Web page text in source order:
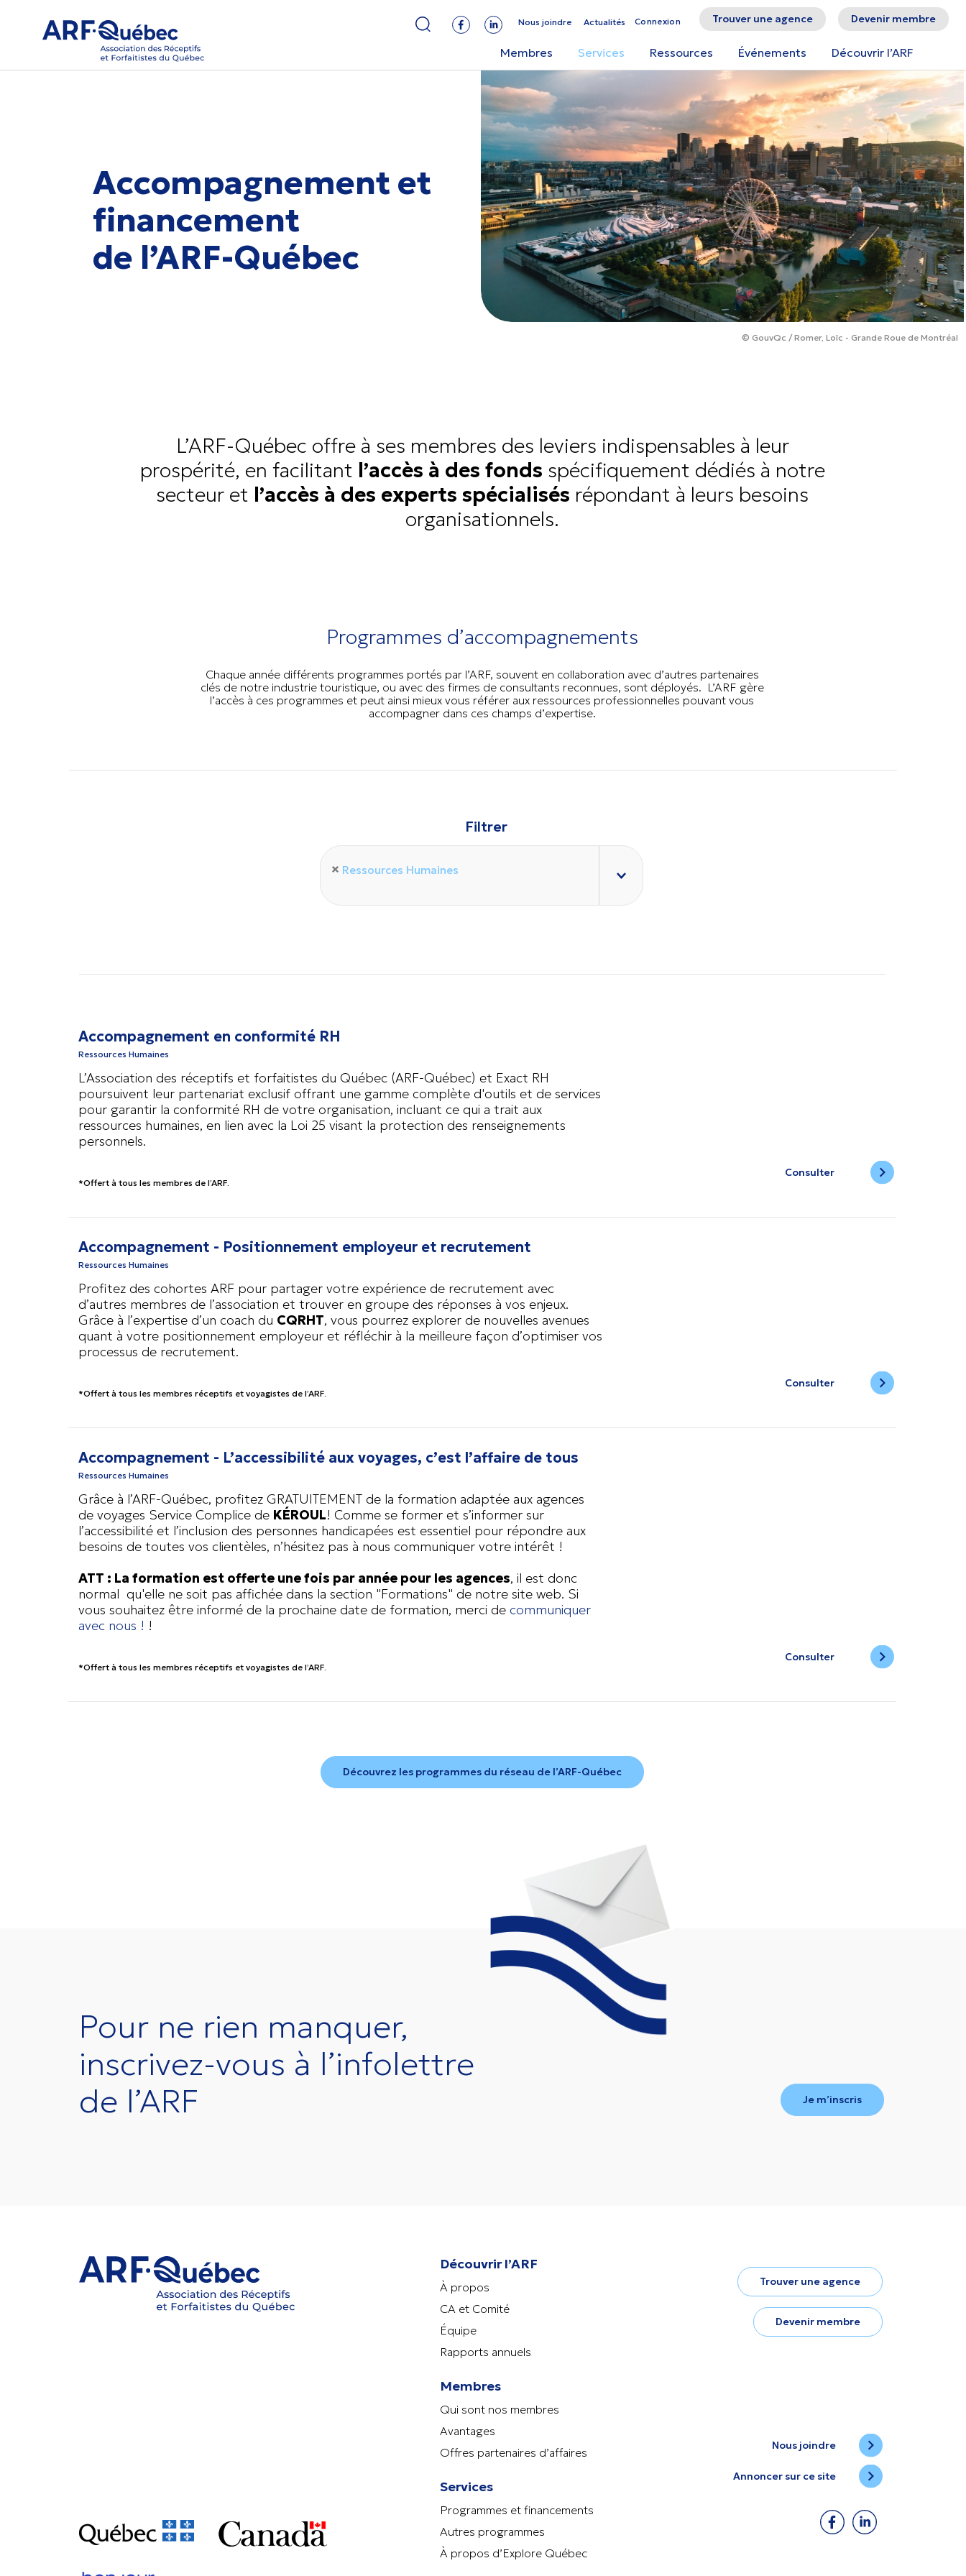
Nous joindre Actualités Connexion Trouver une agence Devenir membre
Membres Services Ressources Événements Découvrir l’ARF
Accompagnement et
financement
de l’ARF-Québec
© GouvQc / Romer, Loïc - Grande Roue de Montréal
L’ARF-Québec offre à ses membres des leviers indispensables à leur
prospérité, en facilitant l’accès à des fonds spécifiquement dédiés à notre
secteur et l’accès à des experts spécialisés répondant à leurs besoins
organisationnels.
Programmes d’accompagnements
Chaque année différents programmes portés par l’ARF, souvent en collaboration avec d’autres partenaires
clés de notre industrie touristique, ou avec des firmes de consultants reconnues, sont déployés. L’ARF gère
l’accès à ces programmes et peut ainsi mieux vous référer aux ressources professionnelles pouvant vous
accompagner dans ces champs d’expertise.
Filtrer
Ressources Humaines
Accompagnement en conformité RH
L’Association des réceptifs et forfaitistes du Québec (ARF-Québec) et Exact RH
poursuivent leur partenariat exclusif offrant une gamme complète d'outils et de services
pour garantir la conformité RH de votre organisation, incluant ce qui a trait aux
ressources humaines, en lien avec la Loi 25 visant la protection des renseignements
personnels.
*Offert à tous les membres de l’ARF.
Ressources Humaines
Consulter
Accompagnement - Positionnement employeur et recrutement
Profitez des cohortes ARF pour partager votre expérience de recrutement avec
d’autres membres de l’association et trouver en groupe des réponses à vos enjeux.
Grâce à l’expertise d’un coach du CQRHT, vous pourrez explorer de nouvelles avenues
quant à votre positionnement employeur et réfléchir à la meilleure façon d’optimiser vos
processus de recrutement.
*Offert à tous les membres réceptifs et voyagistes de l’ARF.
Ressources Humaines
Consulter
Accompagnement - L’accessibilité aux voyages, c’est l’affaire de tous
Grâce à l’ARF-Québec, profitez GRATUITEMENT de la formation adaptée aux agences
de voyages Service Complice de KÉROUL! Comme se former et s’informer sur
l’accessibilité et l’inclusion des personnes handicapées est essentiel pour répondre aux
besoins de toutes vos clientèles, n’hésitez pas à nous communiquer votre intérêt !
ATT : La formation est offerte une fois par année pour les agences, il est donc
normal qu'elle ne soit pas affichée dans la section "Formations" de notre site web. Si
vous souhaitez être informé de la prochaine date de formation, merci de communiquer
avec nous ! !
*Offert à tous les membres réceptifs et voyagistes de l’ARF.
Ressources Humaines
Consulter
Découvrez les programmes du réseau de l’ARF-Québec
Pour ne rien manquer,
inscrivez-vous à l’infolettre
de l’ARF
Je m’inscris
Découvrir l’ARF
À propos
CA et Comité
Équipe
Rapports annuels
Membres
Qui sont nos membres
Avantages
Offres partenaires d’affaires
Services
Programmes et financements
Autres programmes
À propos d’Explore Québec
Trouver une agence
Devenir membre
Nous joindre
Annoncer sur ce site